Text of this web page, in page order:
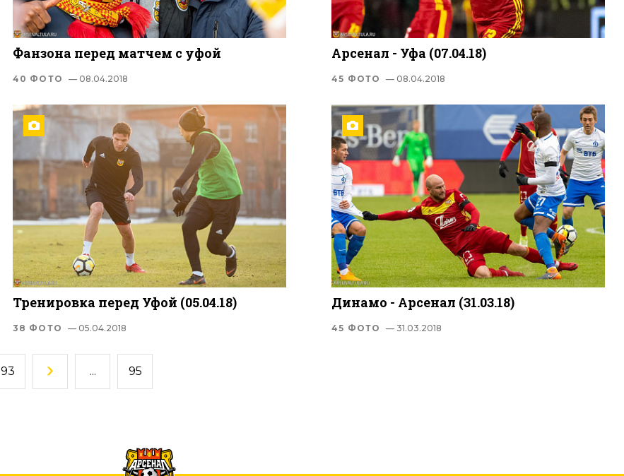
Фанзона перед матчем с уфой
40 ФОТО — 08.04.2018
Арсенал - Уфа (07.04.18)
45 ФОТО — 08.04.2018
Тренировка перед Уфой (05.04.18)
38 ФОТО — 05.04.2018
Динамо - Арсенал (31.03.18)
45 ФОТО — 31.03.2018
93 ... 95